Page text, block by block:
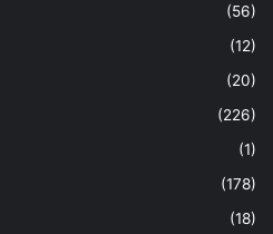
(56)
(12)
(20)
(226)
(1)
(178)
(18)